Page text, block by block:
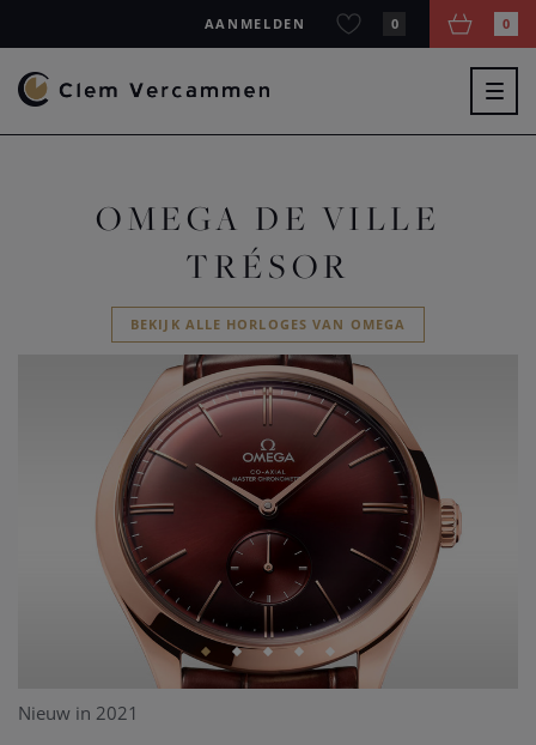
AANMELDEN 0 0
OMEGA DE VILLE
TRÉSOR
BEKIJK ALLE HORLOGES VAN OMEGA
Nieuw in 2021